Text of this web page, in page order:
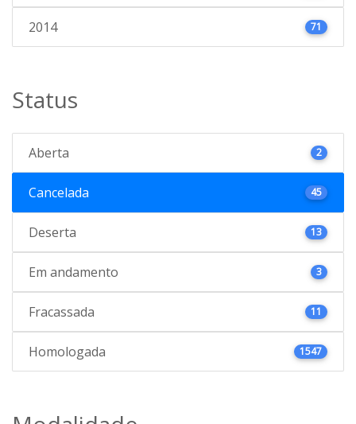
2014 71
Status
Aberta 2
Cancelada 45
Deserta 13
Em andamento 3
Fracassada 11
Homologada 1547